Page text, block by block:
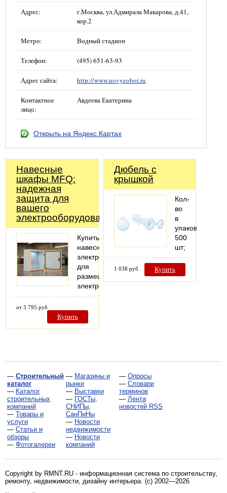
Адрес:
г.Москва, ул.Адмирала Макарова, д.41,
кор.2
Метро: Водный стадион
Телефон: (495) 651-63-93
Адрес сайта: http://www.novyeoboi.ru
Контактное
лицо:
Авдеева Екатерина
Открыть на Яндекс.Картах
Навесные
шкафы MFQ:
надежная
защита для
вашего
электрооборудования
Купить
навесной
электрошкаф
для
размещения
электрооборудования
от 3 795 руб
Купить
Дюбель с
крышкой
Кол-
во
в
упаковке:
500
шт;
1 038 руб Купить
— Строительный
каталог
— Каталог
строительных
компаний
— Товары и
услуги
— Статьи и
обзоры
— Фотогалереи
— Магазины и
рынки
— Выставки
— ГОСТы,
СНИПы,
СанПиНы
— Новости
недвижимости
— Новости
компаний
— Опросы
— Словари
терминов
— Лента
новостей RSS
Copyright by RMNT.RU - информационная система по строительству,
ремонту, недвижимости, дизайну интерьера. (c) 2002—2026